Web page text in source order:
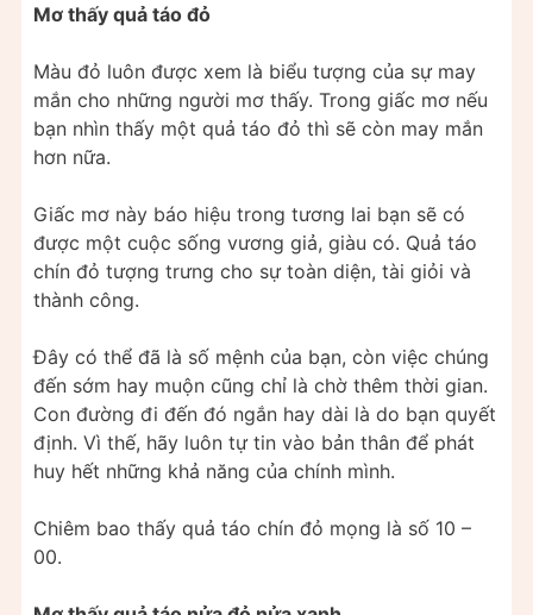
Mơ thấy quả táo đỏ
Màu đỏ luôn được xem là biểu tượng của sự may
mắn cho những người mơ thấy. Trong giấc mơ nếu
bạn nhìn thấy một quả táo đỏ thì sẽ còn may mắn
hơn nữa.
Giấc mơ này báo hiệu trong tương lai bạn sẽ có
được một cuộc sống vương giả, giàu có. Quả táo
chín đỏ tượng trưng cho sự toàn diện, tài giỏi và
thành công.
Đây có thể đã là số mệnh của bạn, còn việc chúng
đến sớm hay muộn cũng chỉ là chờ thêm thời gian.
Con đường đi đến đó ngắn hay dài là do bạn quyết
định. Vì thế, hãy luôn tự tin vào bản thân để phát
huy hết những khả năng của chính mình.
Chiêm bao thấy quả táo chín đỏ mọng là số 10 –
00.